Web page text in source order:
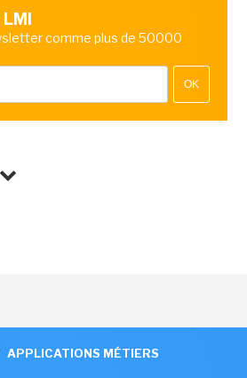
comme plus de 50000
OK
APPLICATIONS MÉTIERS